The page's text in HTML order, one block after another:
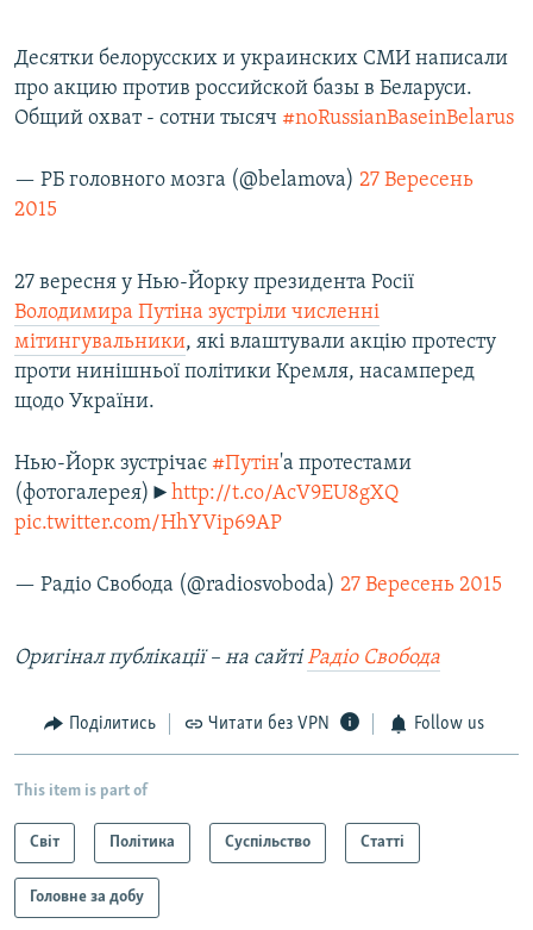
Десятки белорусских и украинских СМИ написали
про акцию против российской базы в Беларуси.
Общий охват - сотни тысяч #noRussianBaseinBelarus
— РБ головного мозга (@belamova) 27 Вересень
2015
27 вересня у Нью-Йорку президента Росії
Володимира Путіна зустріли численні
мітингувальники, які влаштували акцію протесту
проти нинішньої політики Кремля, насамперед
щодо України.
Нью-Йорк зустрічає #Путін'а протестами
(фотогалерея)► http://t.co/AcV9EU8gXQ
pic.twitter.com/HhYVip69AP
— Радіо Свобода (@radiosvoboda) 27 Вересень 2015
Оригінал публікації – на сайтіРадіо Свобода
Поділитись Читати без VPN Follow us
This item is part of
Світ Політика Суспільство Статті
Головне за добу